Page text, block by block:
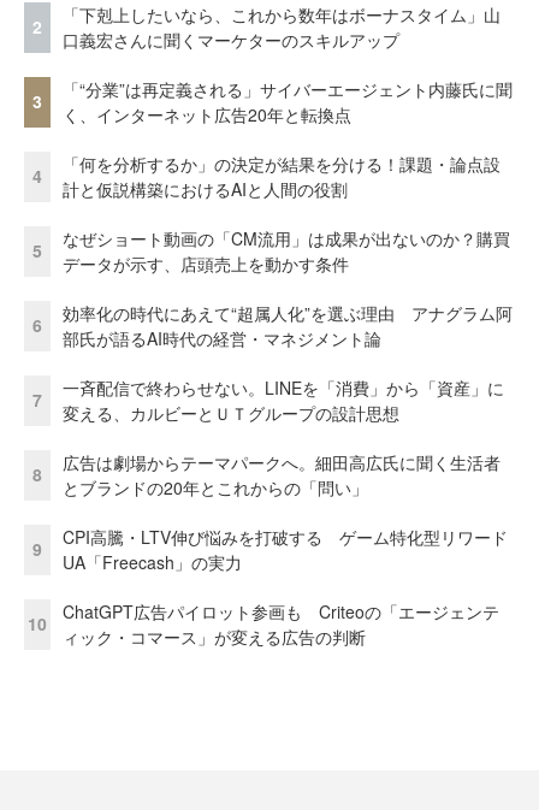
2
「下剋上したいなら、これから数年はボーナスタイム」山
口義宏さんに聞くマーケターのスキルアップ
3
「“分業”は再定義される」サイバーエージェント内藤氏に聞
く、インターネット広告20年と転換点
4
「何を分析するか」の決定が結果を分ける！課題・論点設
計と仮説構築におけるAIと人間の役割
5
なぜショート動画の「CM流用」は成果が出ないのか？購買
データが示す、店頭売上を動かす条件
6
効率化の時代にあえて“超属人化”を選ぶ理由 アナグラム阿
部氏が語るAI時代の経営・マネジメント論
7
一斉配信で終わらせない。LINEを「消費」から「資産」に
変える、カルビーとＵＴグループの設計思想
8
広告は劇場からテーマパークへ。細田高広氏に聞く生活者
とブランドの20年とこれからの「問い」
9
CPI高騰・LTV伸び悩みを打破する ゲーム特化型リワード
UA「Freecash」の実力
10
ChatGPT広告パイロット参画も Criteoの「エージェンテ
ィック・コマース」が変える広告の判断